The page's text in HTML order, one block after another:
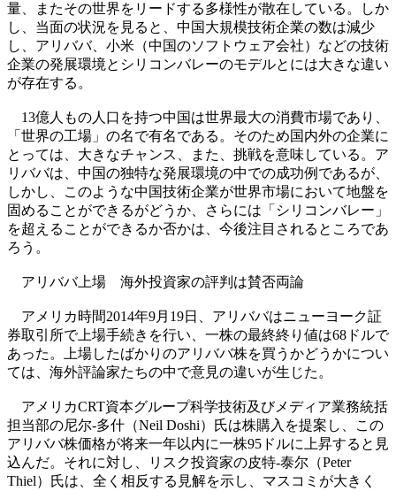
量、またその世界をリードする多様性が散在している。しか
し、当面の状況を見ると、中国大規模技術企業の数は減少
し、アリババ、小米（中国のソフトウェア会社）などの技術
企業の発展環境とシリコンバレーのモデルとには大きな違い
が存在する。
13億人もの人口を持つ中国は世界最大の消費市場であり、
「世界の工場」の名で有名である。そのため国内外の企業に
とっては、大きなチャンス、また、挑戦を意味している。ア
リババは、中国の独特な発展環境の中での成功例であるが、
しかし、このような中国技術企業が世界市場において地盤を
固めることができるがどうか、さらには「シリコンバレー」
を超えることができるか否かは、今後注目されるところであ
ろう。
アリババ上場 海外投資家の評判は賛否両論
アメリカ時間2014年9月19日、アリババはニューヨーク証
券取引所で上場手続きを行い、一株の最終終り値は68ドルで
あった。上場したばかりのアリババ株を買うかどうかについ
ては、海外評論家たちの中で意見の違いが生じた。
アメリカCRT資本グループ科学技術及びメディア業務統括
担当部の尼尔-多什（Neil Doshi）氏は株購入を提案し、この
アリババ株価格が将来一年以内に一株95ドルに上昇すると見
込んだ。それに対し、リスク投資家の皮特-泰尔（Peter
Thiel）氏は、全く相反する見解を示し、マスコミが大きく